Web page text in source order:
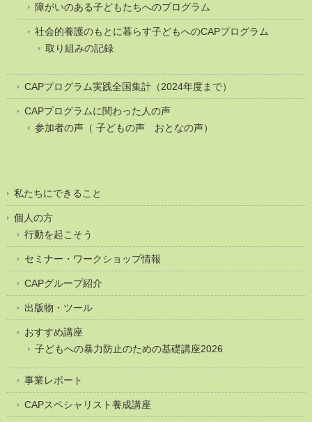
障がいのある子どもたちへのプログラム
社会的養護のもとに暮らす子どもへのCAPプログラム
取り組みの記録
CAPプログラム実践全国集計（2024年度まで）
CAPプログラムに関わった人の声
参加者の声（ 子どもの声 おとなの声）
私たちにできること
個人の方
行動を起こそう
セミナー・ワークショップ情報
CAPグループ紹介
出版物・ツール
おすすめ講座
子どもへの暴力防止のための基礎講座2026
事業レポート
CAPスペシャリスト養成講座